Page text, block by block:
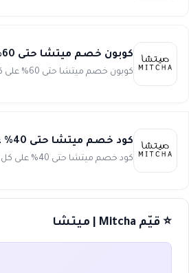
كوبون خصم ميتشا حتى 60% على كل المنتجات Mitcha
كوبون خصم ميتشا حتى 60% على كل المنتجات انسخ الكود (WAFY) استمتعي بأفضل قيمة خصم ووفري المال عند التسوق من مو...
كود خصم ميتشا حتى 40% على كل الموقع Mitcha
كود خصم ميتشا حتى 40% على كل الموقع انسخ الكود (WAFY) تسوق أفضل الأزياء بأنسب الأسعار ووفر الكثير من المال عن...
⭐ قيّم Mitcha | ميتشا